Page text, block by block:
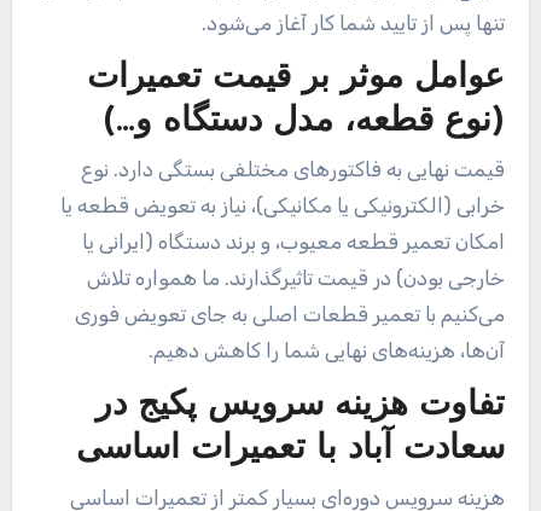
تنها پس از تایید شما کار آغاز می‌شود.
عوامل موثر بر قیمت تعمیرات
(نوع قطعه، مدل دستگاه و…)
قیمت نهایی به فاکتورهای مختلفی بستگی دارد. نوع
خرابی (الکترونیکی یا مکانیکی)، نیاز به تعویض قطعه یا
امکان تعمیر قطعه معیوب، و برند دستگاه (ایرانی یا
خارجی بودن) در قیمت تاثیرگذارند. ما همواره تلاش
می‌کنیم با تعمیر قطعات اصلی به جای تعویض فوری
آن‌ها، هزینه‌های نهایی شما را کاهش دهیم.
تفاوت هزینه سرویس پکیج در
سعادت آباد با تعمیرات اساسی
هزینه سرویس دوره‌ای بسیار کمتر از تعمیرات اساسی